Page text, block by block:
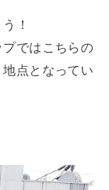
！
ではこちらの
地点となってい